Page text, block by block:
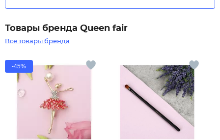
Товары бренда Queen fair
Все товары бренда
-45%